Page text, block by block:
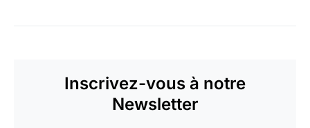
Inscrivez-vous à notre
Newsletter